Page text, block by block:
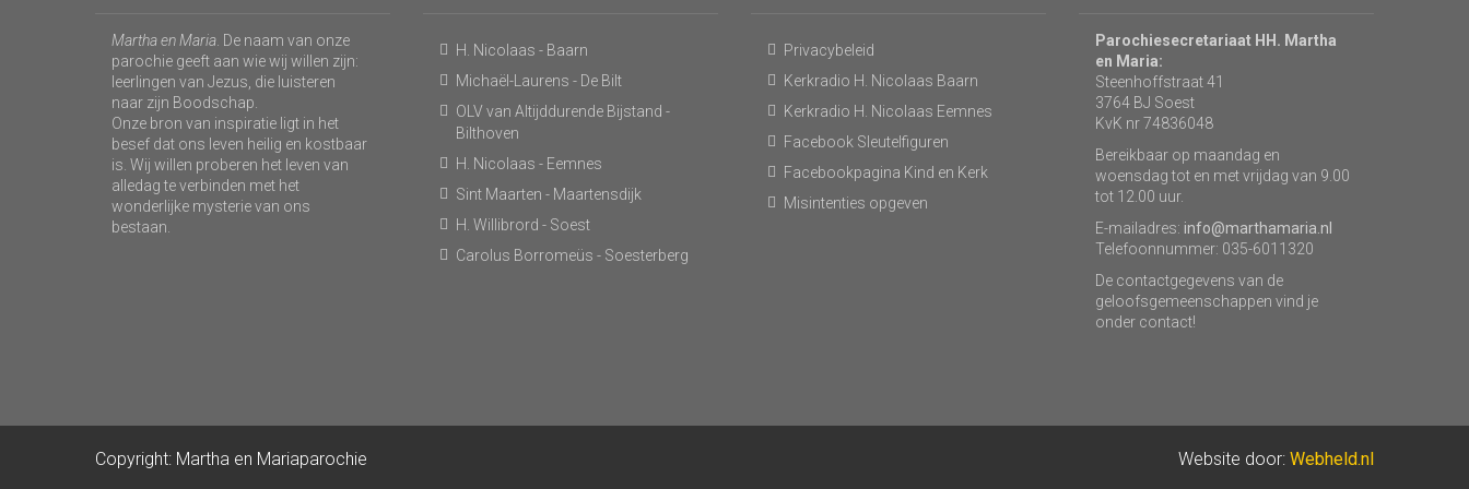
Martha en Maria . De naam van onze
parochie geeft aan wie wij willen zijn:
leerlingen van Jezus, die luisteren
naar zijn Boodschap.
Onze bron van inspiratie ligt in het
besef dat ons leven heilig en kostbaar
is. Wij willen proberen het leven van
alledag te verbinden met het
wonderlijke mysterie van ons
bestaan.
H. Nicolaas - Baarn
Michaël-Laurens - De Bilt
OLV van Altijddurende Bijstand -
Bilthoven
H. Nicolaas - Eemnes
Sint Maarten - Maartensdijk
H. Willibrord - Soest
Carolus Borromeüs - Soesterberg
Privacybeleid
Kerkradio H. Nicolaas Baarn
Kerkradio H. Nicolaas Eemnes
Facebook Sleutelfiguren
Facebookpagina Kind en Kerk
Misintenties opgeven
Parochiesecretariaat HH. Martha
en Maria:
Steenhoffstraat 41
3764 BJ Soest
KvK nr 74836048
Bereikbaar op maandag en
woensdag tot en met vrijdag van 9.00
tot 12.00 uur.
E-mailadres: info@marthamaria.nl
Telefoonnummer: 035-6011320
De contactgegevens van de
geloofsgemeenschappen vind je
onder contact!
Copyright: Martha en Mariaparochie Website door: Webheld.nl